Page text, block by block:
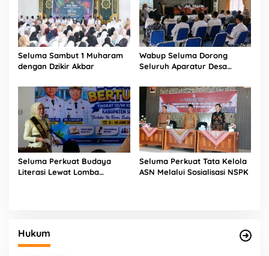
Seluma Sambut 1 Muharam
dengan Dzikir Akbar
Wabup Seluma Dorong
Seluruh Aparatur Desa
Seluma Perkuat Budaya
Literasi Lewat Lomba
Seluma Perkuat Tata Kelola
ASN Melalui Sosialisasi NSPK
Hukum